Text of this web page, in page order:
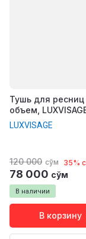
Тушь для ресниц
объем,
LUXVISAGE
В наличии
120 000 сўм 35%
78 000 сўм
В корзину